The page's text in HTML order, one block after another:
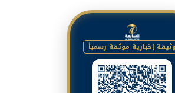
وثيقة إخبارية موثقة رسمياً